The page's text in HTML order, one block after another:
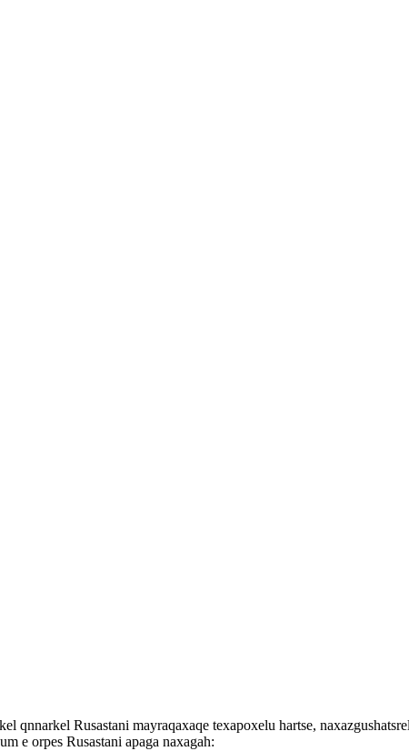
qnnarkel Rusastani mayraqaxaqe texapoxelu hartse,
e orpes Rusastani apaga naxagah: